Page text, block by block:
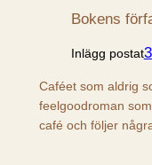
Bokens
Inlägg postat
Caféet som aldrig
feelgoodroman
café och följer